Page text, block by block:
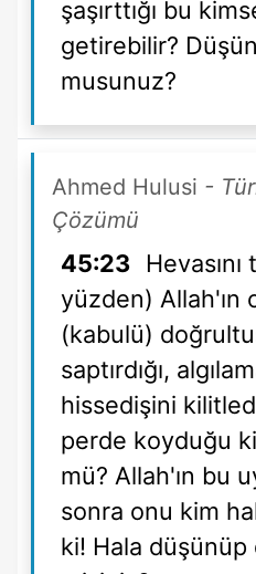
şaşırttığı bu
getirebilir?
musunuz?
Ahmed Hulusi -
Çözümü
45:23
yüzden) Allah'ın
(kabulü)
saptırdığı,
hissedişini
perde koyduğu
mü? Allah'ın bu
sonra onu kim
ki! Hala